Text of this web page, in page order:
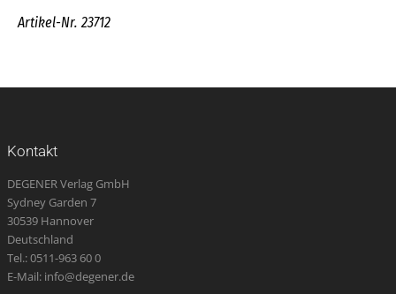
Artikel-Nr. 23712
Kontakt
DEGENER Verlag GmbH
Sydney Garden 7
30539 Hannover
Deutschland
Tel.: 0511-963 60 0
E-Mail: info@degener.de